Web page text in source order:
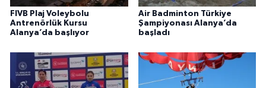
FIVB Plaj Voleybolu
Antrenörlük Kursu
Alanya’da başlıyor
Air Badminton Türkiye
Şampiyonası Alanya’da
başladı